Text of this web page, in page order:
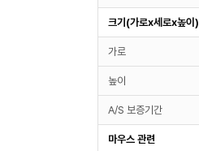
크기(가로x세로x높이)
가로
높이
A/S 보증기간
마우스 관련